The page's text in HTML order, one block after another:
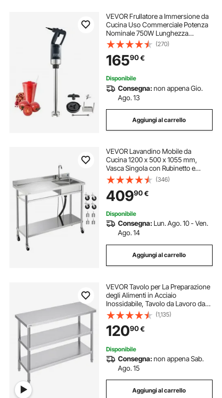
VEVOR Frullatore a Immersione da
Cucina Uso Commerciale Potenza
Nominale 750W Lunghezza
855mm Velocità Regolabile,
Frullatore Tritatutto da Cucina
Commerciale per Zuppe Salsa
Pesto Materiale Frullato
(270)
16590€
Disponibile
Consegna:non appena Gio.
Ago. 13
Aggiungi al carrello
VEVOR Lavandino Mobile da
Cucina 1200 x 500 x 1055 mm,
Vasca Singola con Rubinetto e
Ruote, Lavello da Cucina per
Garage, Ristorante, Lavanderia,
Lavabo da Esterno con Piano di
Lavoro Sinistra
(346)
40990€
Disponibile
Consegna: Lun. Ago. 10 - Ven.
Ago. 14
Aggiungi al carrello
VEVOR Tavolo per La Preparazione
degli Alimenti in Acciaio
Inossidabile, Tavolo da Lavoro da
Cucina Commerciale 457 x 1219 x
864 mm 2 Ripiani Inferiori
Regolabili, per Barbecue, Cucina,
Casa, Garage
(1,135)
12090€
Disponibile
Consegna:non appena Sab.
Ago. 15
Aggiungi al carrello